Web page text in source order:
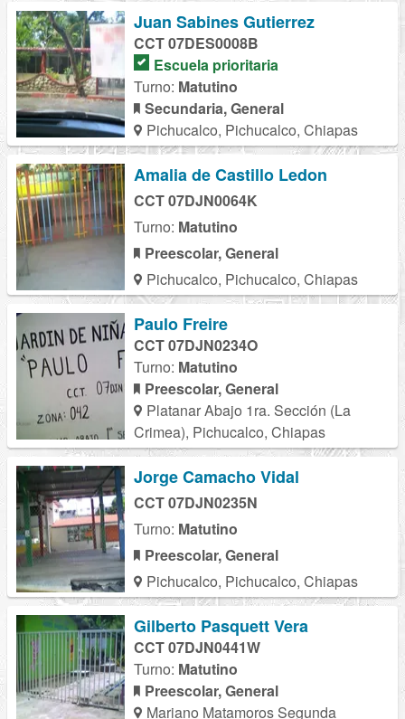
Juan Sabines Gutierrez
CCT 07DES0008B
Escuela prioritaria
Turno: Matutino
Secundaria, General
Pichucalco, Pichucalco, Chiapas
Amalia de Castillo Ledon
CCT 07DJN0064K
Turno: Matutino
Preescolar, General
Pichucalco, Pichucalco, Chiapas
Paulo Freire
CCT 07DJN0234O
Turno: Matutino
Preescolar, General
Platanar Abajo 1ra. Sección (La
Crimea), Pichucalco, Chiapas
Jorge Camacho Vidal
CCT 07DJN0235N
Turno: Matutino
Preescolar, General
Pichucalco, Pichucalco, Chiapas
Gilberto Pasquett Vera
CCT 07DJN0441W
Turno: Matutino
Preescolar, General
Mariano Matamoros Segunda